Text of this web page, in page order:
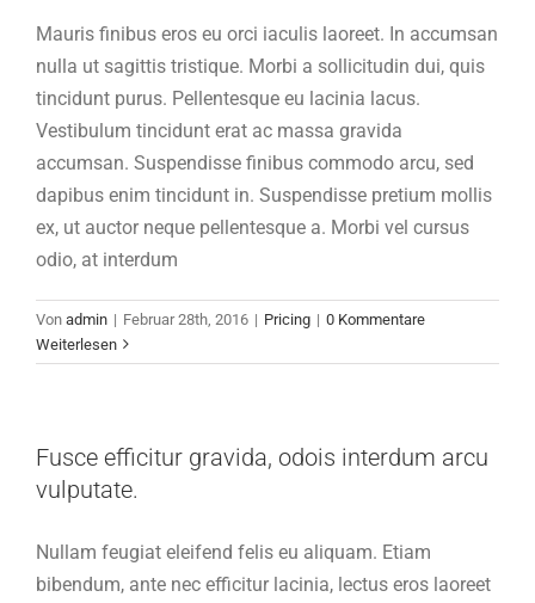
Mauris finibus eros eu orci iaculis laoreet. In accumsan
nulla ut sagittis tristique. Morbi a sollicitudin dui, quis
tincidunt purus. Pellentesque eu lacinia lacus.
Vestibulum tincidunt erat ac massa gravida
accumsan. Suspendisse finibus commodo arcu, sed
dapibus enim tincidunt in. Suspendisse pretium mollis
ex, ut auctor neque pellentesque a. Morbi vel cursus
odio, at interdum
Von admin | Februar 28th, 2016 | Pricing | 0 Kommentare
Weiterlesen
Fusce efficitur gravida, odois interdum arcu
vulputate.
Nullam feugiat eleifend felis eu aliquam. Etiam
bibendum, ante nec efficitur lacinia, lectus eros laoreet